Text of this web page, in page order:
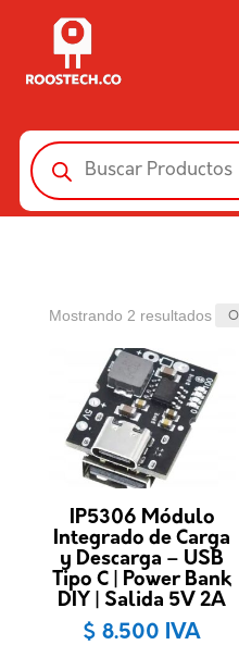
Búsqueda
de
productos
Mostrando 2 resultados
IP5306 Módulo
Integrado de Carga
y Descarga – USB
Tipo C | Power Bank
DIY | Salida 5V 2A
$ 8.500 IVA